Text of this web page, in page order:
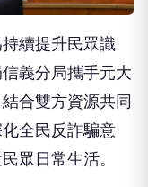
持續提升民眾識
義分局攜手元大
合雙方資源共同
全民反詐騙意
眾日常生活。